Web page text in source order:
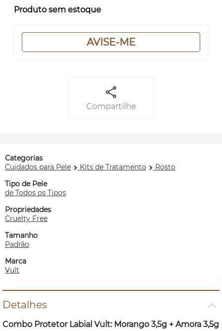
Produto sem estoque
AVISE-ME
Compartilhe
Categorias
Cuidados para Pele
Kits de Tratamento
Rosto
Tipo de Pele
de Todos os Tipos
Propriedades
Cruelty Free
Tamanho
Padrão
Marca
Vult
Detalhes
Combo Protetor Labial Vult: Morango 3,5g + Amora 3,5g